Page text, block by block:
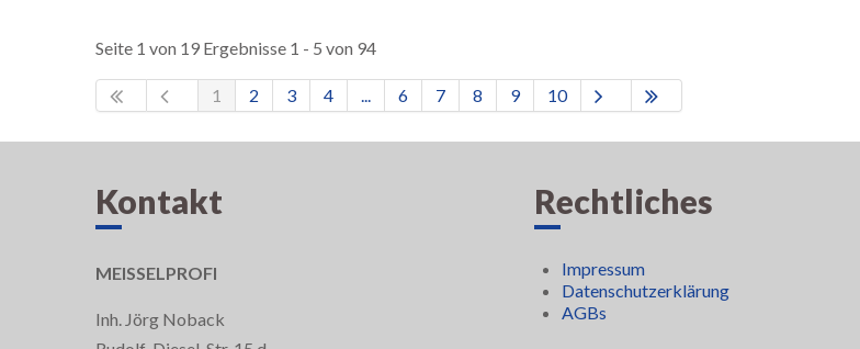
Seite 1 von 19 Ergebnisse 1 - 5 von 94
1 2 3 4 6 7 8 9 10
Kontakt
MEISSELPROFI
Inh. Jörg Noback
Rechtliches
Impressum
Datenschutzerklärung
AGBs